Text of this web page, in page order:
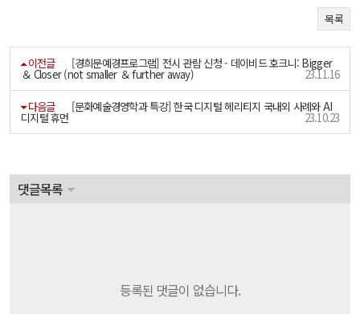
목록
이전글 [경희문예경프로그램] 전시 관람 신청 - 데이비드 호크니: Bigger
＆ Closer (not smaller ＆ further away) 23.11.16
다음글 [문화예술경영학과 특강] 한국 디지털 헤리티지 국내외 사례와 AI
디지털 휴먼 23.10.23
댓글목록
등록된 댓글이 없습니다.